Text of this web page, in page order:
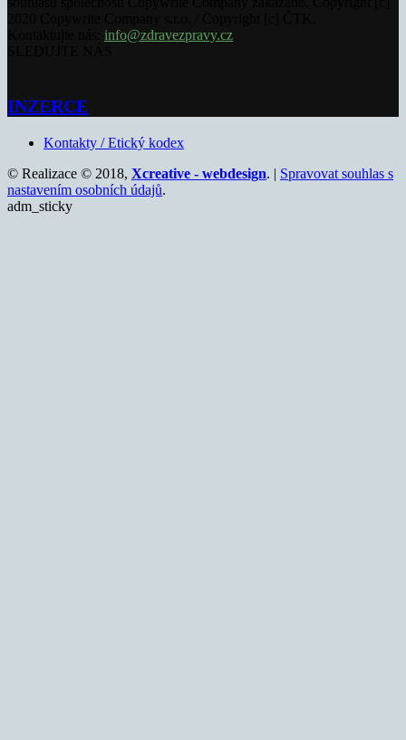
info@zdravezpravy.cz
INZERCE
Kontakty / Etický kodex
© Realizace © 2018, Xcreative - webdesign. | Spravovat souhlas s
nastavením osobních údajů.
adm_sticky